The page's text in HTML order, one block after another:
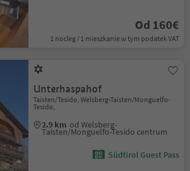
Od 160€
1 nocleg / 1 mieszkanie w tym podatek VAT
Unterhaspahof
Taisten/Tesido, Welsberg-Taisten/Monguelfo-
Tesido,
2.9 km od Welsberg-
Taisten/Monguelfo-Tesido centrum
Südtirol Guest Pass